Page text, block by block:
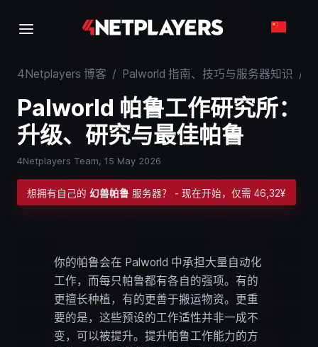
4Netplayers 博客 / Palworld 指南、技巧与服务器知识 /
Palworld 帕鲁工作研究所：
升级、研究与最佳帕鲁
4Netplayers Team, 15 May 2026
想拥有自己的幻兽帕鲁 服务器？ - 现在开始，仅需 46,32¥
你的帕鲁会在 Palworld 中承担大量自动化
工作，而每只帕鲁都有各自的强项。有的
更擅长种植，有的更善于搬运物资。更重
要的是，这些预设的工作适性并非一成不
变，可以被提升。提升帕鲁工作能力的方